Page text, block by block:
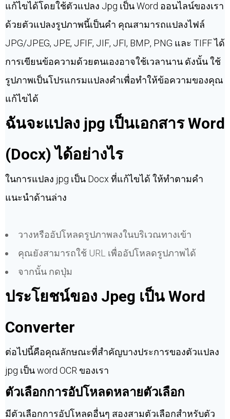
แก้ไขได้โดยใช้ตัวแปลง Jpg เป็น Word ออนไลน์ของเรา
ด้วยตัวแปลงรูปภาพนี้เป็นคำ คุณสามารถแปลงไฟล์
JPG/JPEG, JPE, JFIF, JIF, JFI, BMP, PNG และ TIFF ได้
การเขียนข้อความด้วยตนเองอาจใช้เวลานาน ดังนั้น ใช้
รูปภาพเป็นโปรแกรมแปลงคำเพื่อทำให้ข้อความของคุณ
แก้ไขได้
ฉันจะแปลง jpg เป็นเอกสาร Word
(Docx) ได้อย่างไร
ในการแปลง jpg เป็น Docx ที่แก้ไขได้ ให้ทำตามคำ
แนะนำด้านล่าง
วางหรืออัปโหลดรูปภาพลงในบริเวณทางเข้า
คุณยังสามารถใช้ URL เพื่ออัปโหลดรูปภาพได้
จากนั้น กดปุ่ม
ประโยชน์ของ Jpeg เป็น Word
Converter
ต่อไปนี้คือคุณลักษณะที่สำคัญบางประการของตัวแปลง
jpg เป็น word OCR ของเรา
ตัวเลือกการอัปโหลดหลายตัวเลือก
มีตัวเลือกการอัปโหลดอื่นๆ สองสามตัวเลือกสำหรับตัว